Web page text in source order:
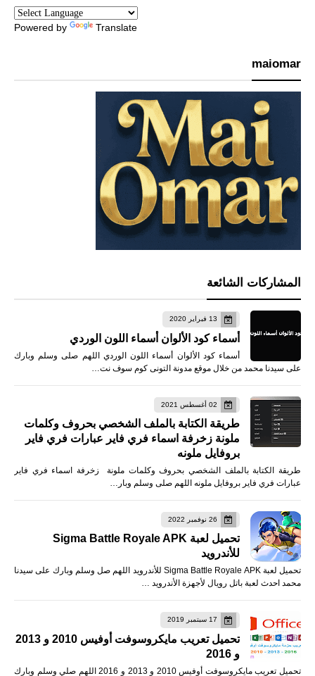
Powered by Translate
maiomar
المشاركات الشائعة
13 فبراير 2020
أسماء كود الألوان أسماء اللون الوردي
أسماء كود الألوان أسماء اللون الوردي اللهم صلى وسلم وبارك
على سيدنا محمد من خلال موقع مدونة التونى كوم سوف نت…
02 أغسطس 2021
طريقة الكتابة بالملف الشخصي بحروف وكلمات
ملونة زخرفة اسماء فري فاير عبارات فري فاير
بروفايل ملونه
طريقة الكتابة بالملف الشخصي بحروف وكلمات ملونة زخرفة اسماء فري فاير
عبارات فري فاير بروفايل ملونه اللهم صلى وسلم وبار…
26 نوفمبر 2022
تحميل لعبة Sigma Battle Royale APK
للأندرويد
تحميل لعبة Sigma Battle Royale APK للأندرويد اللهم صل وسلم وبارك على سيدنا
محمد احدث لعبة باتل رويال لأجهزة الأندرويد …
17 سبتمبر 2019
تحميل تعريب مايكروسوفت أوفيس 2010 و 2013
و 2016
تحميل تعريب مايكروسوفت أوفيس 2010 و 2013 و 2016 اللهم صلي وسلم وبارك